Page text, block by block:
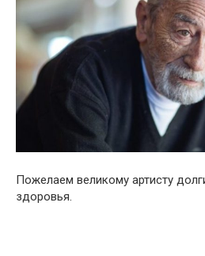
Пожелаем великому артисту
здоровья.